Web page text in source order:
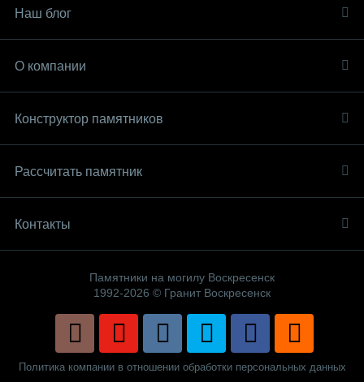
Наш блог
О компании
Конструктор памятников
Рассчитать памятник
Контакты
Памятники на могилу Воскресенск
1992-2026 © Гранит Воскресенск
Политика компании в отношении обработки персональных данных